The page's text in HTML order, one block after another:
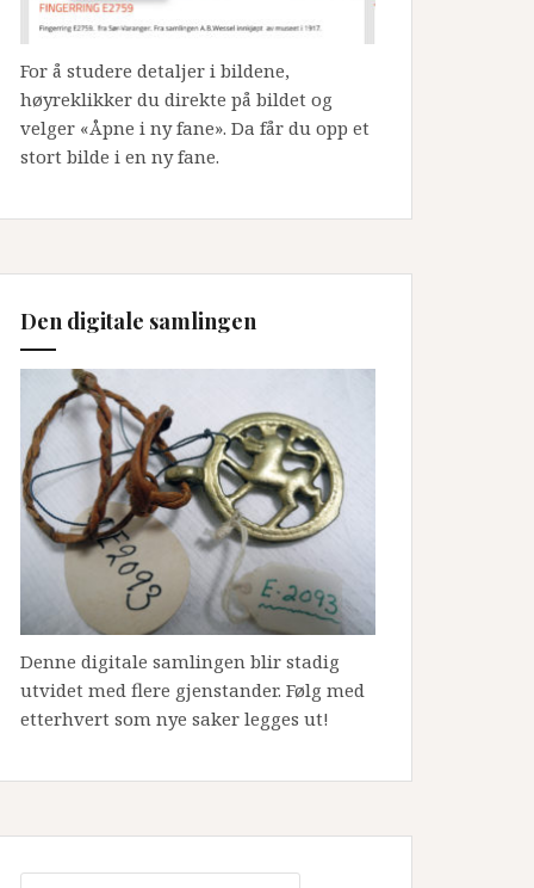
For å studere detaljer i bildene,
høyreklikker du direkte på bildet og
velger «Åpne i ny fane». Da får du opp et
stort bilde i en ny fane.
Den digitale samlingen
Denne digitale samlingen blir stadig
utvidet med flere gjenstander. Følg med
etterhvert som nye saker legges ut!